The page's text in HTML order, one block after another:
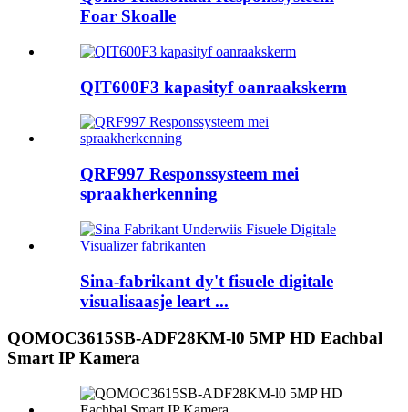
Foar Skoalle
QIT600F3 kapasityf oanraakskerm
QRF997 Responssysteem mei
spraakherkenning
Sina-fabrikant dy't fisuele digitale
visualisaasje leart ...
QOMOC3615SB-ADF28KM-l0 5MP HD Eachbal
Smart IP Kamera